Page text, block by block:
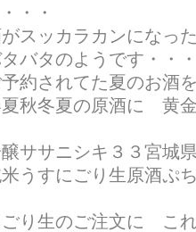
・・
がスッカラカンにな
バタのようです・・
約されてた夏のお酒
夏秋冬夏の原酒に 黄
ササニシキ３３宮城
米うすにごり生原酒
ごり生のご注文に こ